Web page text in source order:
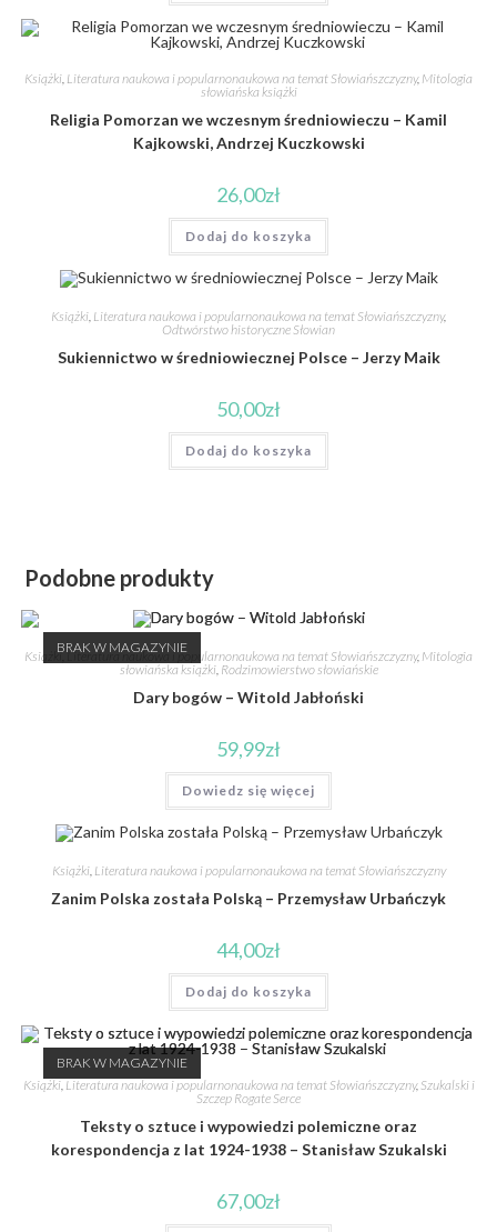
Książki, Literatura naukowa i popularnonaukowa na temat Słowiańszczyzny, Mitologia
słowiańska książki
Religia Pomorzan we wczesnym średniowieczu – Kamil
Kajkowski, Andrzej Kuczkowski
26,00zł
Dodaj do koszyka
Książki, Literatura naukowa i popularnonaukowa na temat Słowiańszczyzny,
Odtwórstwo historyczne Słowian
Sukiennictwo w średniowiecznej Polsce – Jerzy Maik
50,00zł
Dodaj do koszyka
Podobne produkty
BRAK W MAGAZYNIE
Książki,Literatura naukowa i popularnonaukowa na temat Słowiańszczyzny, Mitologia
słowiańska książki, Rodzimowierstwo słowiańskie
Dary bogów – Witold Jabłoński
59,99zł
Dowiedz się więcej
Książki, Literatura naukowa i popularnonaukowa na temat Słowiańszczyzny
Zanim Polska została Polską – Przemysław Urbańczyk
44,00zł
Dodaj do koszyka
BRAK W MAGAZYNIE
Książki,Literatura naukowa i popularnonaukowa na temat Słowiańszczyzny, Szukalski i
Szczep Rogate Serce
Teksty o sztuce i wypowiedzi polemiczne oraz
korespondencja z lat 1924-1938 – Stanisław Szukalski
67,00zł